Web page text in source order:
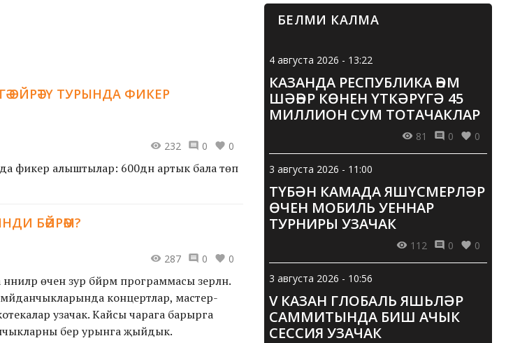
ТУРЫНДА ФИКЕР
232 0 0
фикер алыштылар: 600дән артык бала төп
БӘЙРӘМ?
287 0 0
өчен зур бәйрәм программасы әзерләнә.
мәйданчыкларында концертлар, мастер-
узачак. Кайсы чарага барырга
бер урынга җыйдык.
БЕЛМИ КАЛМА
4 августа 2026 - 13:22
КАЗАНДА РЕСПУБЛИКА ҺӘМ
ШӘҺӘР КӨНЕН ҮТКӘРҮГӘ 45
МИЛЛИОН СУМ ТОТАЧАКЛАР
81 0 0
3 августа 2026 - 11:00
ТҮБӘН КАМАДА ЯШҮСМЕРЛӘР
ӨЧЕН МОБИЛЬ УЕННАР
ТУРНИРЫ УЗАЧАК
112 0 0
3 августа 2026 - 10:56
V КАЗАН ГЛОБАЛЬ ЯШЬЛӘР
САММИТЫНДА БИШ АЧЫК
СЕССИЯ УЗАЧАК